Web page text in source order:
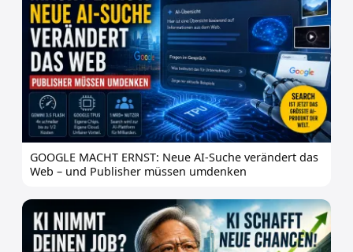
GOOGLE MACHT ERNST: Neue AI-Suche verändert das
Web – und Publisher müssen umdenken